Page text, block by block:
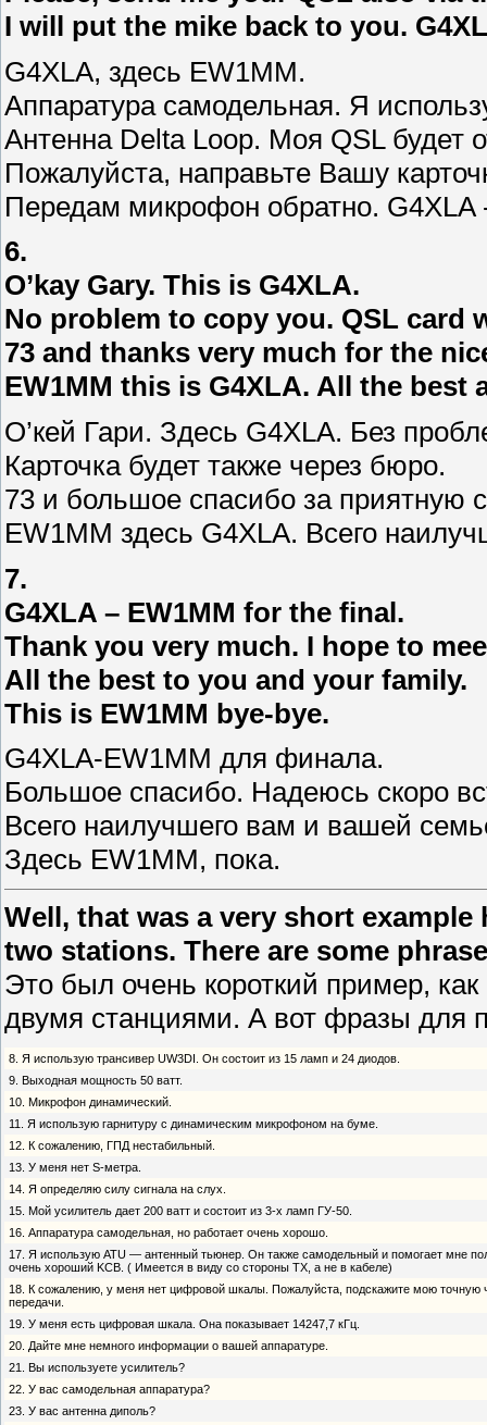
I will put the mike back to you.
G4XLA, здесь EW1MM.
Аппаратура самодельная. Я
Антенна Delta Loop. Моя QSL будет
Пожалуйста, направьте Вашу
Передам микрофон обратно.
6.
O’kay Gary. This is G4XLA.
No problem to copy you. QSL card
73 and thanks very much for the
EW1MM this is G4XLA. All the best
О’кей Гари. Здесь G4XLA. Без
Карточка будет также через бюро.
73 и большое спасибо за приятную
EW1MM здесь G4XLA. Всего
7.
G4XLA – EW1MM for the final.
Thank you very much. I hope to
All the best to you and your family.
This is EW1MM bye-bye.
G4XLA-EW1MM для финала.
Большое спасибо. Надеюсь скоро
Всего наилучшего вам и вашей
Здесь EW1MM, пока.
Well, that was a very short
two stations. There are some
Это был очень короткий пример,
двумя станциями. А вот фразы для
8. Я использую трансивер UW3DI. Он состоит из 15 ламп и 24 диодов.
9. Выходная мощность 50 ватт.
10. Микрофон динамический.
11. Я использую гарнитуру с динамическим микрофоном на буме.
12. К сожалению, ГПД нестабильный.
13. У меня нет S-метра.
14. Я определяю силу сигнала на слух.
15. Мой усилитель дает 200 ватт и состоит из 3-х ламп ГУ-50.
16. Аппаратура самодельная, но paботает очень хорошо.
17. Я использую ATU — антенный тьюнер. Он также самодельный и помогает мне
очень хороший KCB. ( Имеется в виду со стороны ТХ, а не в кабеле)
18. К сожалению, у меня нет цифровой шкалы. Пожалуйста, подскажите мою точную
передачи.
19. У меня есть цифровая шкала. Она показывает 14247,7 кГц.
20. Дайте мне немного информации о вашей аппаратуре.
21. Вы используете усилитель?
22. У вас самодельная аппаратура?
23. У вас антенна диполь?